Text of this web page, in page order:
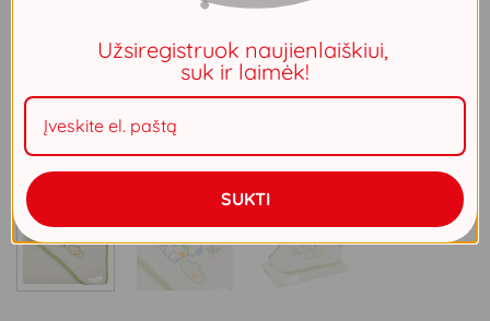
Užsiregistruok naujienlaiškiui,
suk ir laimėk!
SUKTI